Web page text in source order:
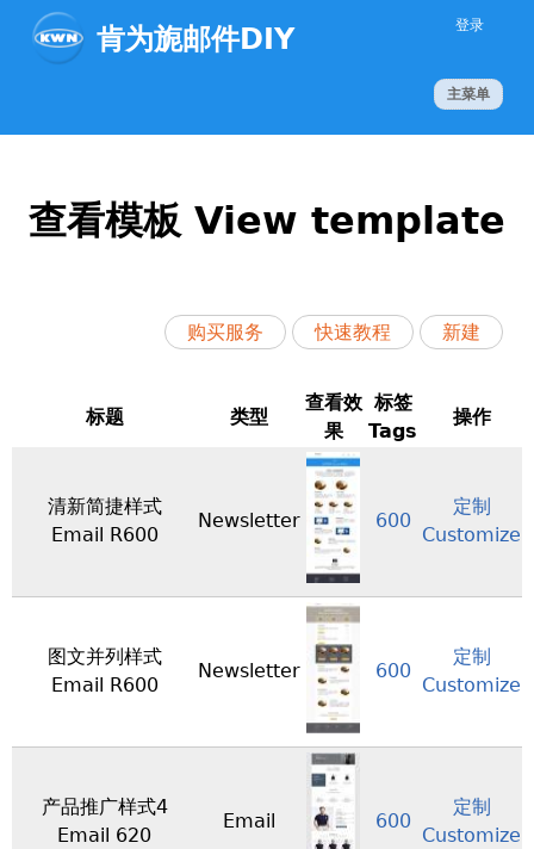
肯为旎邮件DIY 登录
主菜单
查看模板 View template
购买服务 快速教程 新建
标题 类型
查看效
果
标签
Tags
操作
清新简捷样式
Email R600
Newsletter 600
定制
Customize
图文并列样式
Email R600
Newsletter 600
定制
Customize
产品推广样式4
Email 620
Email 600
定制
Customize